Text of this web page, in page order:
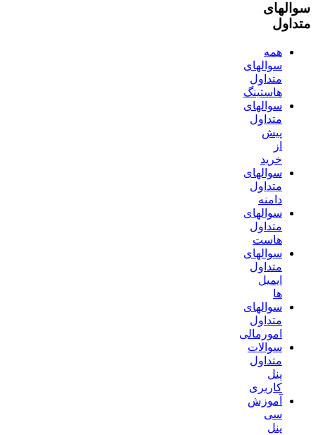
سوالهای
متداول
همه
سوالهای
متداول
هاستینگ
سوالهای
متداول
پیش
از
خرید
سوالهای
متداول
دامنه
سوالهای
متداول
هاست
سوالهای
متداول
ایمیل
ها
سوالهای
متداول
امورمالی
سوالات
متداول
پنل
کاربری
آموزش
سی
پنل